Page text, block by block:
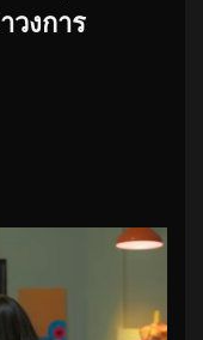
วงการ